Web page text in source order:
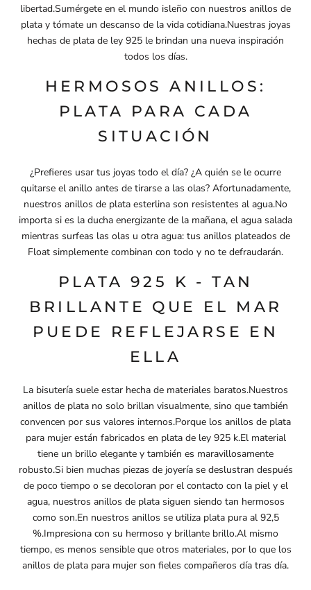
libertad.Sumérgete en el mundo isleño con nuestros anillos de
plata y tómate un descanso de la vida cotidiana.Nuestras joyas
hechas de plata de ley 925 le brindan una nueva inspiración
todos los días.
HERMOSOS ANILLOS:
PLATA PARA CADA
SITUACIÓN
¿Prefieres usar tus joyas todo el día? ¿A quién se le ocurre
quitarse el anillo antes de tirarse a las olas? Afortunadamente,
nuestros anillos de plata esterlina son resistentes al agua.No
importa si es la ducha energizante de la mañana, el agua salada
mientras surfeas las olas u otra agua: tus anillos plateados de
Float simplemente combinan con todo y no te defraudarán.
PLATA 925 K - TAN
BRILLANTE QUE EL MAR
PUEDE REFLEJARSE EN
ELLA
La bisutería suele estar hecha de materiales baratos.Nuestros
anillos de plata no solo brillan visualmente, sino que también
convencen por sus valores internos.Porque los anillos de plata
para mujer están fabricados en plata de ley 925 k.El material
tiene un brillo elegante y también es maravillosamente
robusto.Si bien muchas piezas de joyería se deslustran después
de poco tiempo o se decoloran por el contacto con la piel y el
agua, nuestros anillos de plata siguen siendo tan hermosos
como son.En nuestros anillos se utiliza plata pura al 92,5
%.Impresiona con su hermoso y brillante brillo.Al mismo
tiempo, es menos sensible que otros materiales, por lo que los
anillos de plata para mujer son fieles compañeros día tras día.